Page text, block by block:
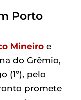
Porto
Mineiro e
do Grêmio,
(1º), pelo
promete